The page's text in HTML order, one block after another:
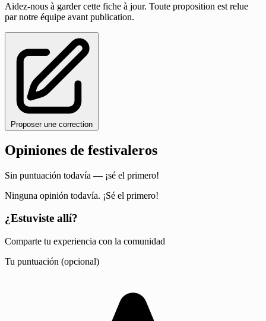
Aidez-nous à garder cette fiche à jour. Toute proposition est relue
par notre équipe avant publication.
Proposer une correction
Opiniones de festivaleros
Sin puntuación todavía — ¡sé el primero!
Ninguna opinión todavía. ¡Sé el primero!
¿Estuviste allí?
Comparte tu experiencia con la comunidad
Tu puntuación (opcional)